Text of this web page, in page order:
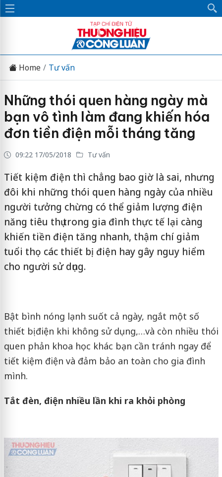
Home Tư vấn
Những thói quen hàng ngày mà
bạn vô tình làm đang khiến hóa
đơn tiền điện mỗi tháng tăng
09:22 17/05/2018 Tư vấn
Tiết kiệm điện thì chẳng bao giờ là sai, nhưng
đôi khi những thói quen hàng ngày của nhiều
người tưởng chừng có thể giảm lượng điện
năng tiêu thụ trong gia đình thực tế lại càng
khiến tiền điện tăng nhanh, thậm chí giảm
tuổi thọ các thiết bị điện hay gây nguy hiểm
cho người sử dụng.
Bật bình nóng lạnh suốt cả ngày, ngắt một số
thiết bị điện khi không sử dụng,…và còn nhiều thói
quen phản khoa học khác bạn cần tránh ngay để
tiết kiệm điện và đảm bảo an toàn cho gia đình
mình.
Tắt đèn, điện nhiều lần khi ra khỏi phòng